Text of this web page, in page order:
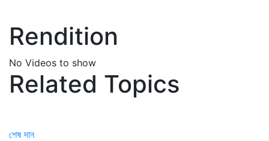
Rendition
No Videos to show
Related Topics
শেষ দান